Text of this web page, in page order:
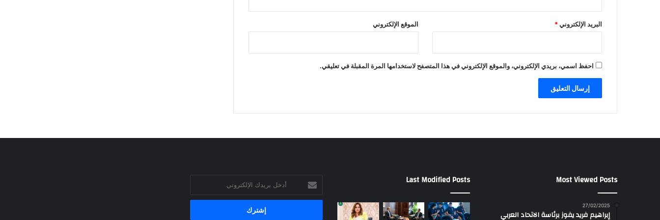
البريد الإلكتروني* الموقع الإلكتروني
احفظ اسمي، بريدي الإلكتروني، والموقع الإلكتروني في هذا المتصفح لاستخدامها المرة المقبلة في تعليقي.
Most Viewed Posts
27/02/2025
إبراهيم فريد يفوز برئاسة الاتحاد العربي
Last Modified Posts
بريدك
الإلكتروني